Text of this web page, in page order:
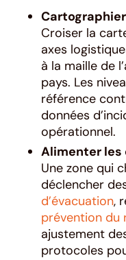
Croiser la
axes
à la maille de
pays. Les
référence
données
opérationnel.
Alimenter
Une zone qui
déclencher
d’évacuation,
prévention du
ajustement
protocoles